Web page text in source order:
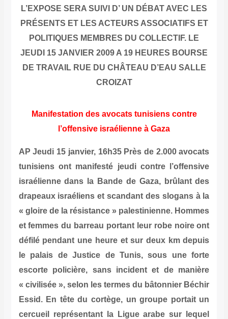
L’EXPOSE SERA SUIVI D’ UN DÉBAT AVEC LES
PRÉSENTS ET LES ACTEURS ASSOCIATIFS ET
POLITIQUES MEMBRES DU COLLECTIF. LE
JEUDI 15 JANVIER 2009 A 19 HEURES BOURSE
DE TRAVAIL RUE DU CHÂTEAU D’EAU SALLE
CROIZAT
Manifestation des avocats tunisiens contre
l’offensive israélienne à Gaza
AP Jeudi 15 janvier, 16h35 Près de 2.000 avocats
tunisiens ont manifesté jeudi contre l’offensive
israélienne dans la Bande de Gaza, brûlant des
drapeaux israéliens et scandant des slogans à la
« gloire de la résistance » palestinienne. Hommes
et femmes du barreau portant leur robe noire ont
défilé pendant une heure et sur deux km depuis
le palais de Justice de Tunis, sous une forte
escorte policière, sans incident et de manière
« civilisée », selon les termes du bâtonnier Béchir
Essid. En tête du cortège, un groupe portait un
cercueil représentant la Ligue arabe sur lequel